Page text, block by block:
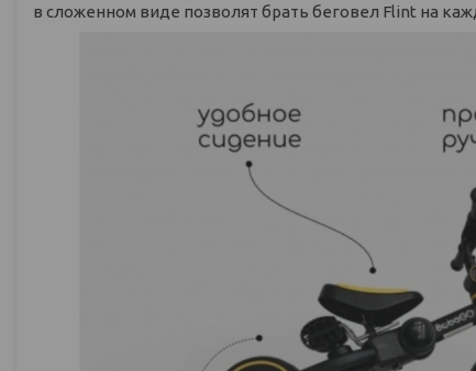
в сложенном виде позволят брать беговел Flint на